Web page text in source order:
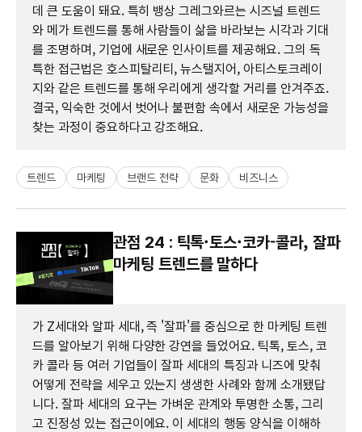
데 큰 도움이 돼요. 특히 뱅상 그레그와르는 시즈널 트렌드
와 메가 트렌드를 통해 사람들이 삶을 바라보는 시각과 기대
를 조명하며, 기업에 새로운 인사이트를 제공해요. 그의 독
특한 접근법은 호스피탈리티, 뉴스탤지어, 아티스토크레이
지와 같은 트렌드를 통해 우리에게 생각할 거리를 안겨주죠.
결국, 익숙한 것에서 벗어나 불편함 속에서 새로운 가능성을
찾는 과정이 중요하다고 강조해요.
트렌드 마케팅 브랜드 전략 문화 비즈니스
관점 24 : 틱톡·토스·코카-콜라, 잘파
마케팅 트렌드를 말하다
가 Z세대와 알파 세대, 즉 '잘파'를 중심으로 한 마케팅 트렌
드를 알아보기 위해 다양한 강연을 들었어요. 틱톡, 토스, 코
카 콜라 등 여러 기업들이 잘파 세대의 특징과 니즈에 맞춰
어떻게 전략을 세우고 있는지 생생한 사례와 함께 소개됐답
니다. 잘파 세대의 요구는 가벼운 관계와 투명한 소통, 그리
고 진정성 있는 접근이에요. 이 세대의 행동 양식을 이해하